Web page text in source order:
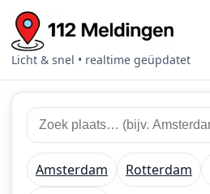
Licht & snel • realtime geüpdatet
Zoek
112
meldingen
Zoek
plaats
of
regio
Amsterdam Rotterdam